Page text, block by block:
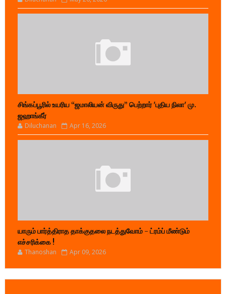
சிங்கப்பூரில் உயரிய “ஜமாலியன் விருது” பெற்றார் 'புதிய நிலா' மு.
ஜஹாங்கீர்
Diluchanan Apr 16, 2026
யாரும் பார்த்திராத தாக்குதலை நடத்துவோம் - ட்ரம்ப் மீண்டும்
எச்சரிக்கை !
Thanoshan Apr 09, 2026